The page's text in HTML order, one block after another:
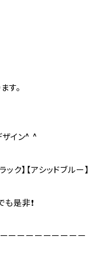
す。
イン^ ^
ク】【アシッドブルー】
是非❗️
ーーーーーーーーー